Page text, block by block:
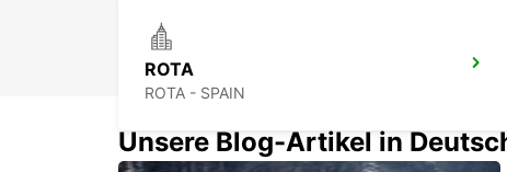
ROTA
ROTA - SPAIN
Unsere Blog-Artikel in